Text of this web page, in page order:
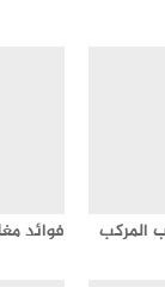
المركب فوائد